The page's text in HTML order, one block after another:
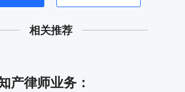
相关推荐
产律师业务：